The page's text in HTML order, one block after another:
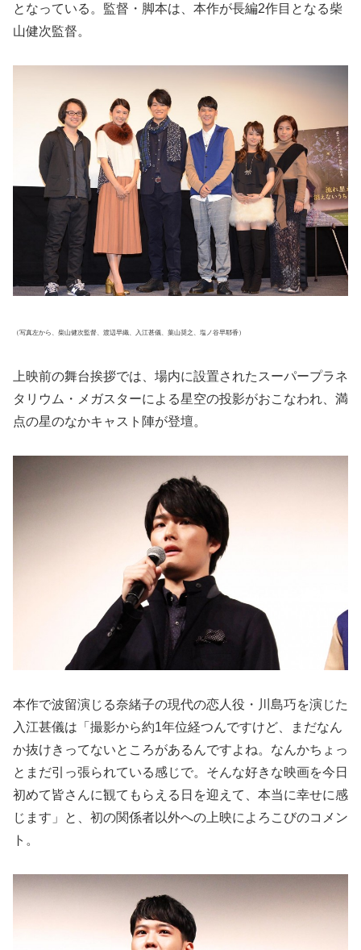
となっている。監督・脚本は、本作が長編2作目となる柴
山健次監督。
（写真左から、柴山健次監督、渡辺早織、入江甚儀、葉山奨之、塩ノ谷早耶香）
上映前の舞台挨拶では、場内に設置されたスーパープラネ
タリウム・メガスターによる星空の投影がおこなわれ、満
点の星のなかキャスト陣が登壇。
本作で波留演じる奈緒子の現代の恋人役・川島巧を演じた
入江甚儀は「撮影から約1年位経つんですけど、まだなん
か抜けきってないところがあるんですよね。なんかちょっ
とまだ引っ張られている感じで。そんな好きな映画を今日
初めて皆さんに観てもらえる日を迎えて、本当に幸せに感
じます」と、初の関係者以外への上映によろこびのコメン
ト。